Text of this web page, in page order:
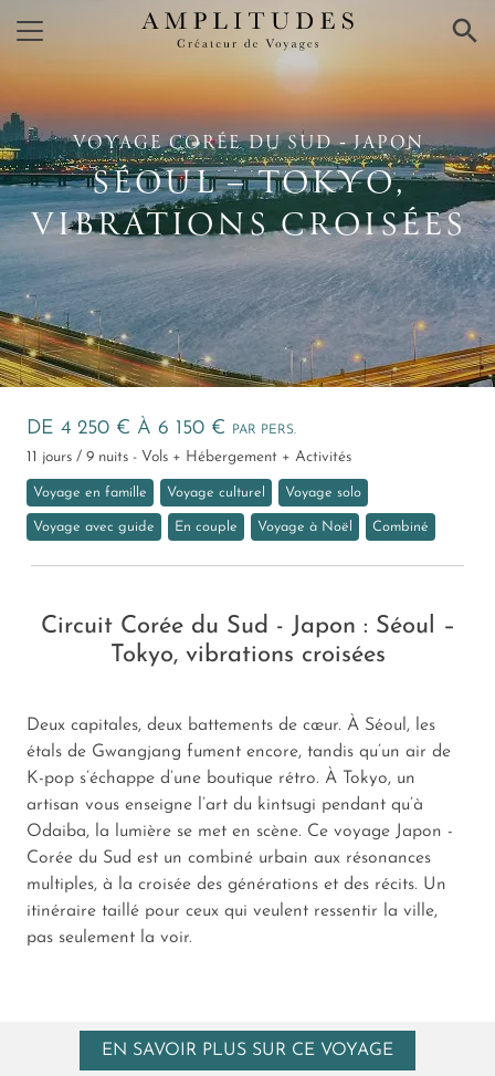
×
VOYAGE CORÉE DU SUD ‑ JAPON
SÉOUL – TOKYO,
VIBRATIONS CROISÉES
DE 4 250 € À 6 150 € PAR PERS.
11 jours / 9 nuits - Vols + Hébergement + Activités
Voyage en famille Voyage culturel Voyage solo
Voyage avec guide En couple Voyage à Noël Combiné
Circuit Corée du Sud - Japon : Séoul –
Tokyo, vibrations croisées
Deux capitales, deux battements de cœur. À Séoul, les
étals de Gwangjang fument encore, tandis qu’un air de
K-pop s’échappe d’une boutique rétro. À Tokyo, un
artisan vous enseigne l’art du kintsugi pendant qu’à
Odaiba, la lumière se met en scène. Ce voyage Japon -
Corée du Sud est un combiné urbain aux résonances
multiples, à la croisée des générations et des récits. Un
itinéraire taillé pour ceux qui veulent ressentir la ville,
pas seulement la voir.
EN SAVOIR PLUS SUR CE VOYAGE